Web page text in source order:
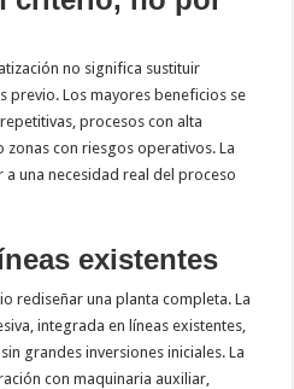
no significa sustituir
previo. Los mayores beneficios se
procesos con alta
con riesgos operativos. La
una necesidad real del proceso
existentes
rediseñar una planta completa. La
integrada en líneas existentes,
grandes inversiones iniciales. La
con maquinaria auxiliar,